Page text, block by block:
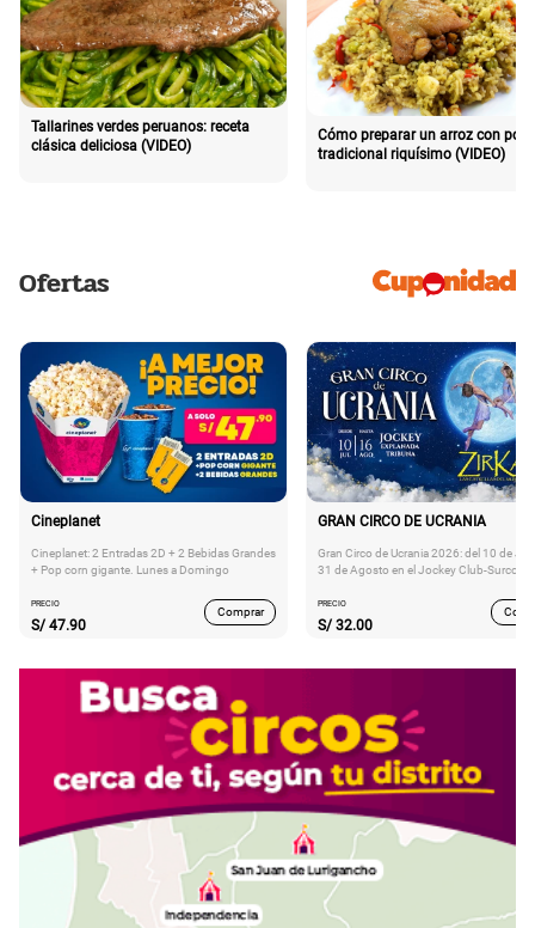
Tallarines verdes peruanos: receta
clásica deliciosa (VIDEO)
Cómo preparar un arroz con pollo
tradicional riquísimo (VIDEO)
Ofertas
Cineplanet
Cineplanet: 2 Entradas 2D + 2 Bebidas Grandes
+ Pop corn gigante. Lunes a Domingo
PRECIO
S/ 47.90
Comprar
GRAN CIRCO DE UCRANIA
Gran Circo de Ucrania 2026: del 10 de
31 de Agosto en el Jockey Club-Surco
PRECIO
S/ 32.00